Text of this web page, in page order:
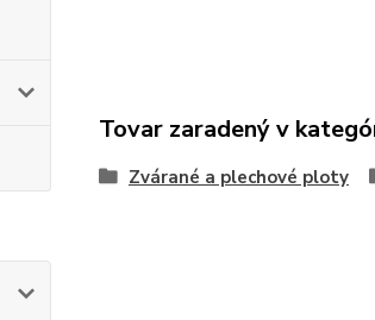
Tovar zaradený v
Zvárané a plechové ploty